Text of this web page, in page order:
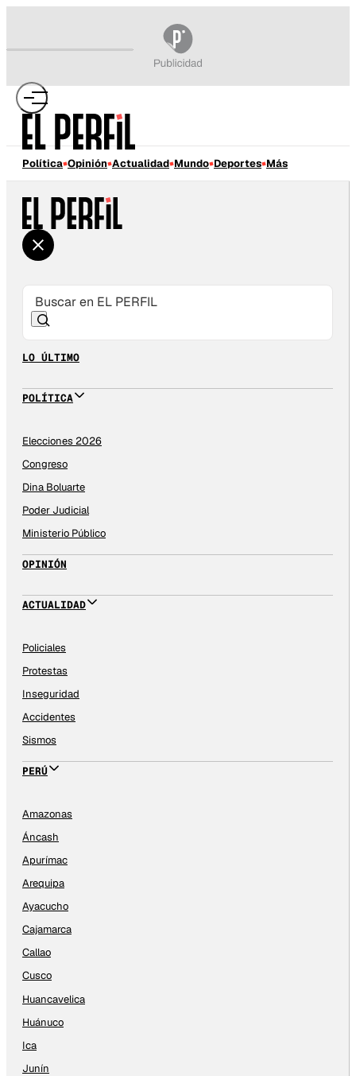
Política Opinión Actualidad Mundo Deportes Más
LO ÚLTIMO
POLÍTICA
Elecciones 2026
Congreso
Dina Boluarte
Poder Judicial
Ministerio Público
OPINIÓN
ACTUALIDAD
Policiales
Protestas
Inseguridad
Accidentes
Sismos
PERÚ
Amazonas
Áncash
Apurímac
Arequipa
Ayacucho
Cajamarca
Callao
Cusco
Huancavelica
Huánuco
Ica
Junín